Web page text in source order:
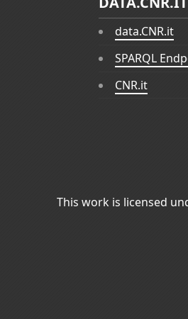
data.CNR.it
SPARQL
CNR.it
This work is licensed